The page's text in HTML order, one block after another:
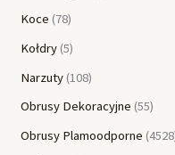
Koce 78
Kołdry 5
Narzuty 108
Obrusy Dekoracyjne 55
Obrusy Plamoodporne 4528